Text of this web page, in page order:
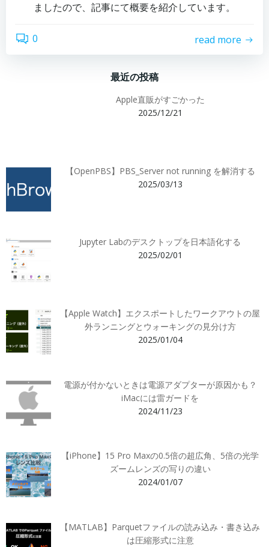
ましたので、記事にて概要を紹介しています。
0 read more
最近の投稿
Apple直販がすごかった
2025/12/21
【OpenPBS】PBS_Server not running を解消する
2025/03/13
Jupyter Labのデスクトップを日本語化する
2025/02/01
【Apple Watch】エクスポートしたワークアウトの屋
外ランニングとウォーキングの見分け方
2025/01/04
電源が付かないときは電源アダプターが原因かも？
iMacには雷ガードを
2024/11/23
【iPhone】15 Pro Maxの0.5倍の超広角、5倍の光学
ズームレンズの写りの違い
2024/01/07
【MATLAB】Parquetファイルの読み込み・書き込み
は圧縮形式に注意